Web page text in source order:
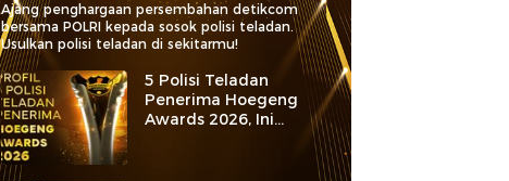
Ajang penghargaan persembahan detikcom
bersama POLRI kepada sosok polisi teladan.
Usulkan polisi teladan di sekitarmu!
5 Polisi Teladan
Penerima Hoegeng
Awards 2026, Ini
Kategori dan Kiprahnya